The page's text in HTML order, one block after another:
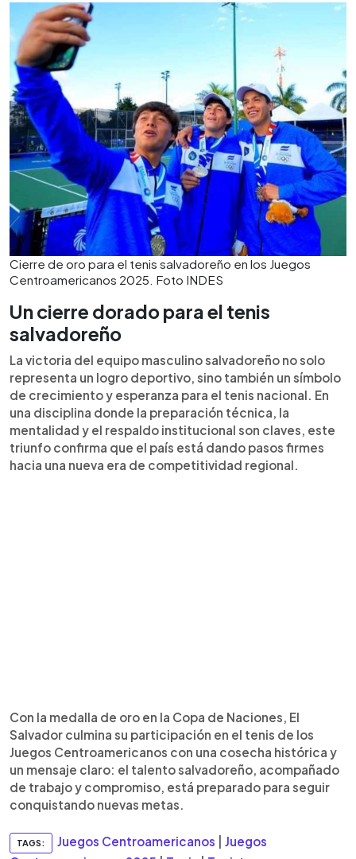
Cierre de oro para el tenis salvadoreño en los Juegos
Centroamericanos 2025. Foto INDES
Un cierre dorado para el tenis
salvadoreño
La victoria del equipo masculino salvadoreño no solo
representa un logro deportivo, sino también un símbolo
de crecimiento y esperanza para el tenis nacional. En
una disciplina donde la preparación técnica, la
mentalidad y el respaldo institucional son claves, este
triunfo confirma que el país está dando pasos firmes
hacia una nueva era de competitividad regional.
Con la medalla de oro en la Copa de Naciones, El
Salvador culmina su participación en el tenis de los
Juegos Centroamericanos con una cosecha histórica y
un mensaje claro: el talento salvadoreño, acompañado
de trabajo y compromiso, está preparado para seguir
conquistando nuevas metas.
TAGS: Juegos Centroamericanos
Juegos